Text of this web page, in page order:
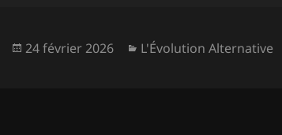
Publié
24 février 2026 Catégories
L'Évolution Alternative